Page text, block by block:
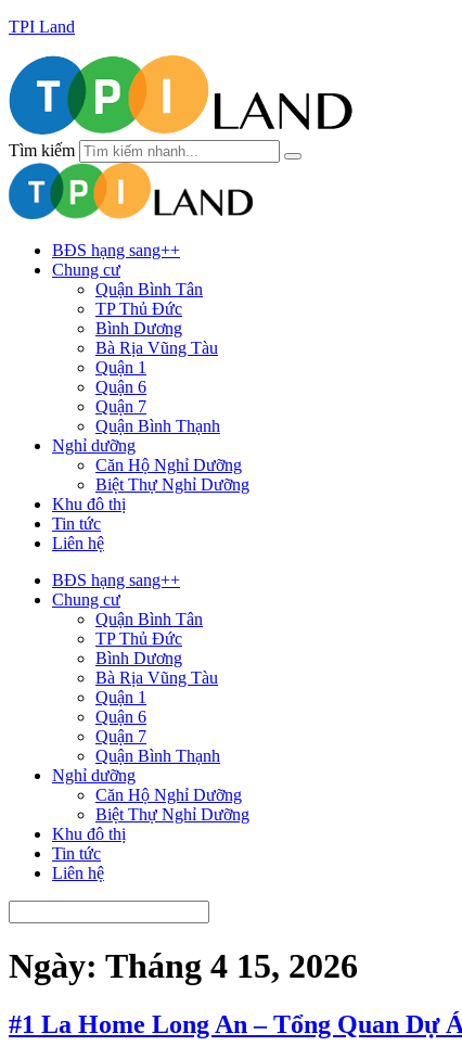
TPI Land
Tìm kiếm
BĐS hạng sang++
Chung cư
Quận Bình Tân
TP Thủ Đức
Bình Dương
Bà Rịa Vũng Tàu
Quận 1
Quận 6
Quận 7
Quận Bình Thạnh
Nghỉ dưỡng
Căn Hộ Nghỉ Dưỡng
Biệt Thự Nghỉ Dưỡng
Khu đô thị
Tin tức
Liên hệ
BĐS hạng sang++
Chung cư
Quận Bình Tân
TP Thủ Đức
Bình Dương
Bà Rịa Vũng Tàu
Quận 1
Quận 6
Quận 7
Quận Bình Thạnh
Nghỉ dưỡng
Căn Hộ Nghỉ Dưỡng
Biệt Thự Nghỉ Dưỡng
Khu đô thị
Tin tức
Liên hệ
Ngày: Tháng 4 15, 2026
#1 La Home Long An – Tổng Quan Dự